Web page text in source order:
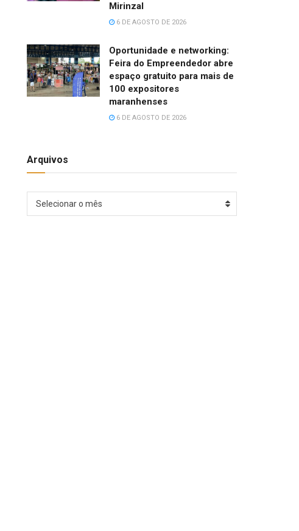
Mirinzal
6 DE AGOSTO DE 2026
Oportunidade e networking:
Feira do Empreendedor abre
espaço gratuito para mais de
100 expositores
maranhenses
6 DE AGOSTO DE 2026
Arquivos
Selecionar o mês